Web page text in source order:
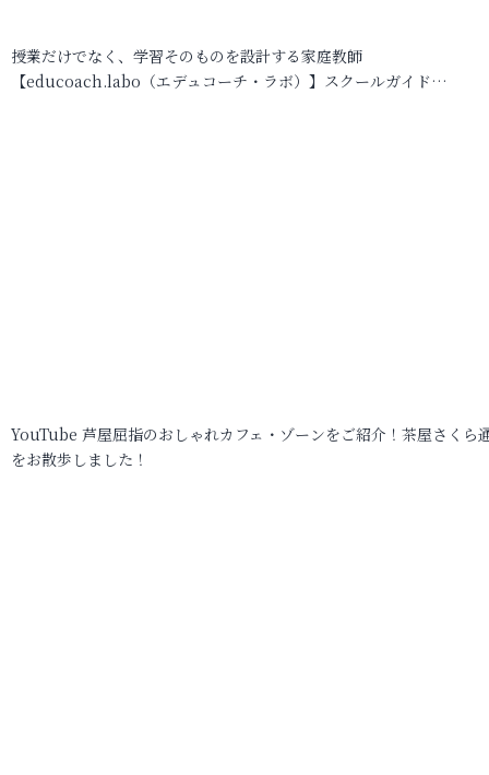
授業だけでなく、学習そのものを設計する家庭教師
【educoach.labo（エデュコーチ・ラボ）】スクールガイド…
YouTube 芦屋屈指のおしゃれカフェ・ゾーンをご紹介！茶屋さくら
をお散歩しました！